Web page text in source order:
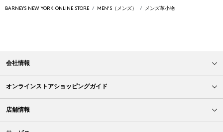
BARNEYS NEW YORK ONLINE STORE MEN'S（メンズ） メンズ革小物
会社情報
オンラインストアショッピングガイド
店舗情報